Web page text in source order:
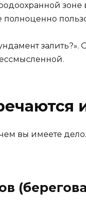
вы имеете